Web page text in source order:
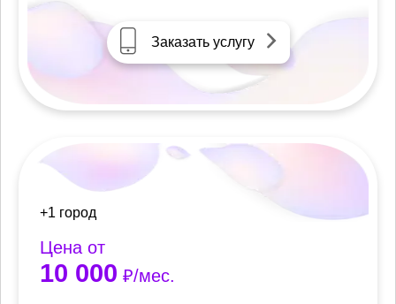
Заказать услугу
+1 город
Цена от
10 000 ₽/мес.